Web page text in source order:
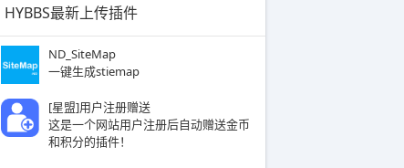
HYBBS最新上传插件
ND_SiteMap
一键生成stiemap
[星盟]用户注册赠送
这是一个网站用户注册后自动赠送金币
和积分的插件！